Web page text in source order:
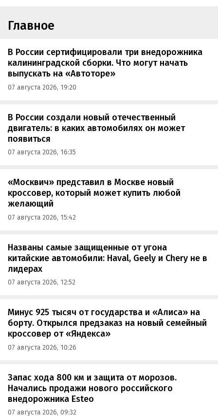
Главное
В России сертифицировали три внедорожника
калининградской сборки. Что могут начать
выпускать на «Автоторе»
07 августа 2026, 19:20
В России создали новый отечественный
двигатель: в каких автомобилях он может
появиться
07 августа 2026, 16:35
«Москвич» представил в Москве новый
кроссовер, который может купить любой
желающий
07 августа 2026, 15:42
Названы самые защищенные от угона
китайские автомобили: Haval, Geely и Chery не в
лидерах
07 августа 2026, 12:52
Минус 925 тысяч от государства и «Алиса» на
борту. Открылся предзаказ на новый семейный
кроссовер от «Яндекса»
07 августа 2026, 10:26
Запас хода 800 км и защита от морозов.
Начались продажи нового российского
внедорожника Esteo
07 августа 2026, 09:32